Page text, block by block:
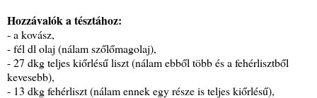
Hozzávalók a tésztához:
- a kovász,
- fél dl olaj (nálam szőlőmagolaj),
- 27 dkg teljes kiőrlésű liszt (nálam ebből több és a fehérlisztből
kevesebb),
- 13 dkg fehérliszt (nálam ennek egy része is teljes kiőrlésű),